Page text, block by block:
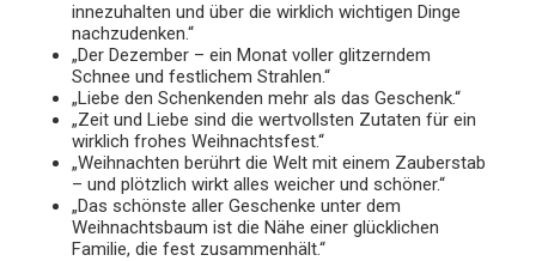
innezuhalten und über die wirklich wichtigen Dinge
nachzudenken.“
„Der Dezember – ein Monat voller glitzerndem
Schnee und festlichem Strahlen.“
„Liebe den Schenkenden mehr als das Geschenk.“
„Zeit und Liebe sind die wertvollsten Zutaten für ein
wirklich frohes Weihnachtsfest.“
„Weihnachten berührt die Welt mit einem Zauberstab
– und plötzlich wirkt alles weicher und schöner.“
„Das schönste aller Geschenke unter dem
Weihnachtsbaum ist die Nähe einer glücklichen
Familie, die fest zusammenhält.“